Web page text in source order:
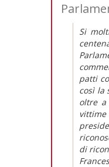
Si
patti
così la
oltre a
di